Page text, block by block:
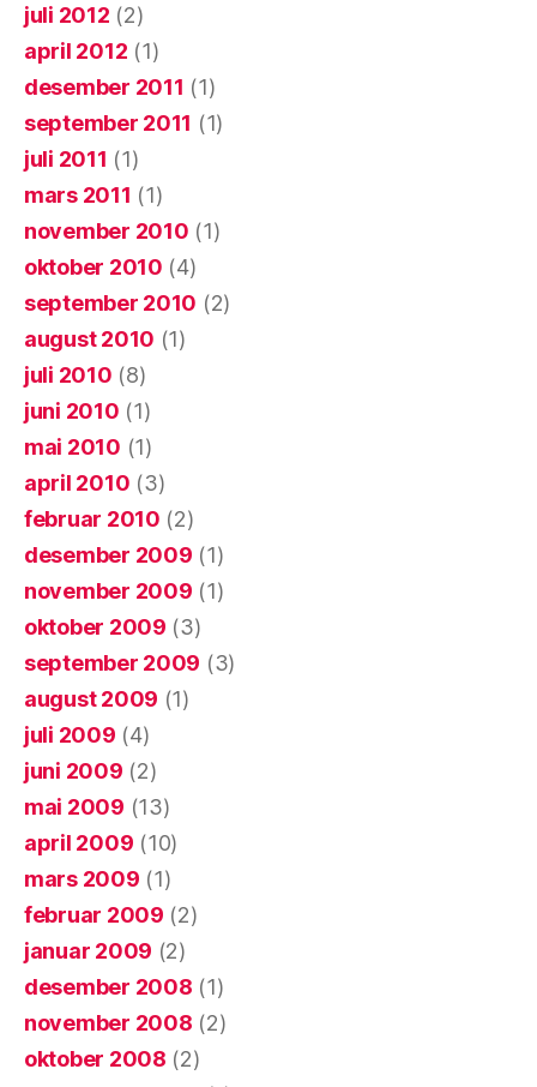
juli 2012 (2)
april 2012 (1)
desember 2011 (1)
september 2011 (1)
juli 2011 (1)
mars 2011 (1)
november 2010 (1)
oktober 2010 (4)
september 2010 (2)
august 2010 (1)
juli 2010 (8)
juni 2010 (1)
mai 2010 (1)
april 2010 (3)
februar 2010 (2)
desember 2009 (1)
november 2009 (1)
oktober 2009 (3)
september 2009 (3)
august 2009 (1)
juli 2009 (4)
juni 2009 (2)
mai 2009 (13)
april 2009 (10)
mars 2009 (1)
februar 2009 (2)
januar 2009 (2)
desember 2008 (1)
november 2008 (2)
oktober 2008 (2)